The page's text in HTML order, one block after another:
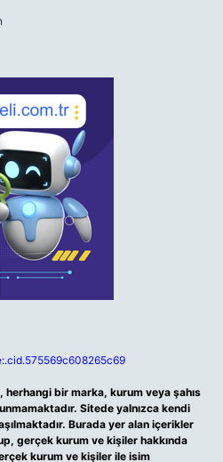
bir marka, kurum veya şahıs
Sitede yalnızca kendi
Burada yer alan içerikler
gerçek kurum ve kişiler hakkında
kurum ve kişiler ile isim